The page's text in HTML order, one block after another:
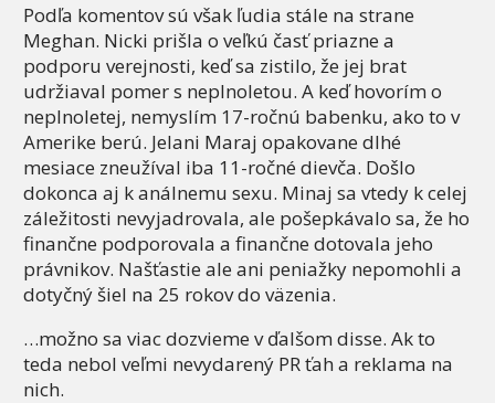
Podľa komentov sú však ľudia stále na strane
Meghan. Nicki prišla o veľkú časť priazne a
podporu verejnosti, keď sa zistilo, že jej brat
udržiaval pomer s neplnoletou. A keď hovorím o
neplnoletej, nemyslím 17-ročnú babenku, ako to v
Amerike berú. Jelani Maraj opakovane dlhé
mesiace zneužíval iba 11-ročné dievča. Došlo
dokonca aj k análnemu sexu. Minaj sa vtedy k celej
záležitosti nevyjadrovala, ale pošepkávalo sa, že ho
finančne podporovala a finančne dotovala jeho
právnikov. Našťastie ale ani peniažky nepomohli a
dotyčný šiel na 25 rokov do väzenia.
…možno sa viac dozvieme v ďalšom disse. Ak to
teda nebol veľmi nevydarený PR ťah a reklama na
nich.